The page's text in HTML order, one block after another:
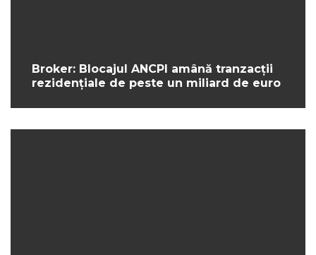
Broker: Blocajul ANCPI amână tranzacții
rezidențiale de peste un miliard de euro